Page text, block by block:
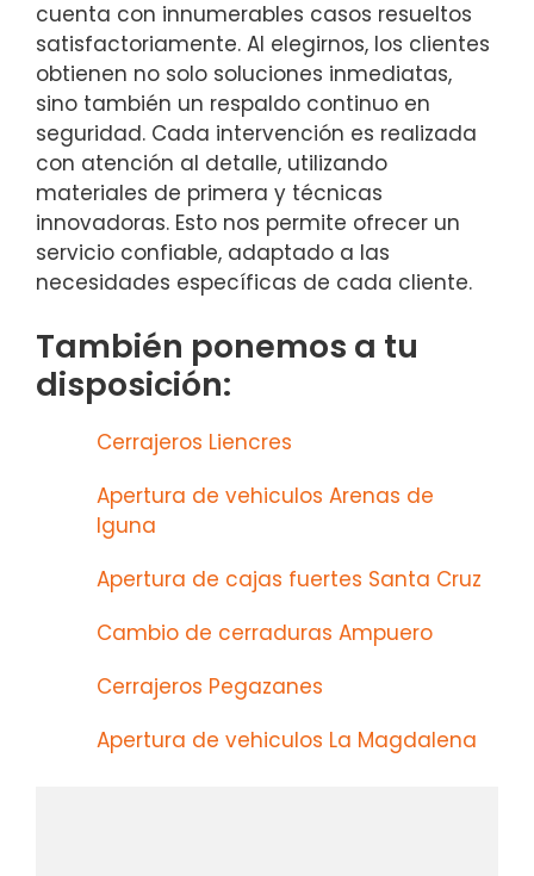
cuenta con innumerables casos resueltos
satisfactoriamente. Al elegirnos, los clientes
obtienen no solo soluciones inmediatas,
sino también un respaldo continuo en
seguridad. Cada intervención es realizada
con atención al detalle, utilizando
materiales de primera y técnicas
innovadoras. Esto nos permite ofrecer un
servicio confiable, adaptado a las
necesidades específicas de cada cliente.
También ponemos a tu
disposición:
Cerrajeros Liencres
Apertura de vehiculos Arenas de
Iguna
Apertura de cajas fuertes Santa Cruz
Cambio de cerraduras Ampuero
Cerrajeros Pegazanes
Apertura de vehiculos La Magdalena